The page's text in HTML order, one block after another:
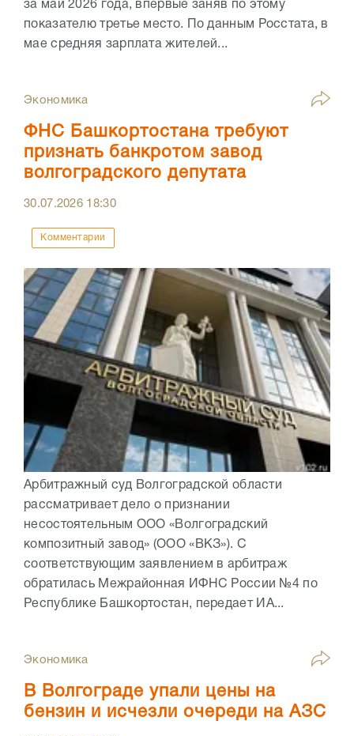
за май 2026 года, впервые заняв по этому
показателю третье место. По данным Росстата, в
мае средняя зарплата жителей...
Экономика
ФНС Башкортостана требуют
признать банкротом завод
волгоградского депутата
30.07.2026 18:30
Комментарии
Арбитражный суд Волгоградской области
рассматривает дело о признании
несостоятельным ООО «Волгоградский
композитный завод» (ООО «ВКЗ»). С
соответствующим заявлением в арбитраж
обратилась Межрайонная ИФНС России №4 по
Республике Башкортостан, передает ИА...
Экономика
В Волгограде упали цены на
бензин и исчезли очереди на АЗС